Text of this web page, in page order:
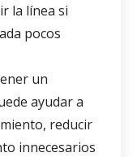
la línea si
pocos
un
ayudar a
reducir
innecesarios